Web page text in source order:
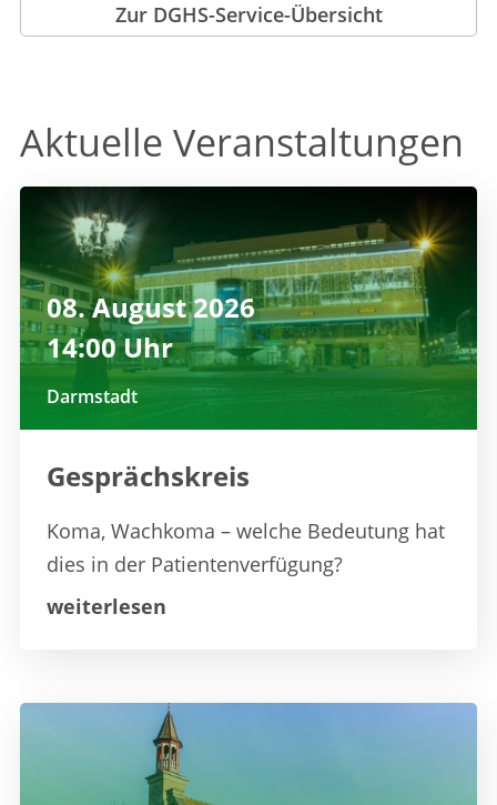
Zur DGHS-Service-Übersicht
Aktuelle Veranstaltungen
08. August 2026
14:00 Uhr
Darmstadt
Gesprächskreis
Koma, Wachkoma – welche Bedeutung hat
dies in der Patientenverfügung?
weiterlesen